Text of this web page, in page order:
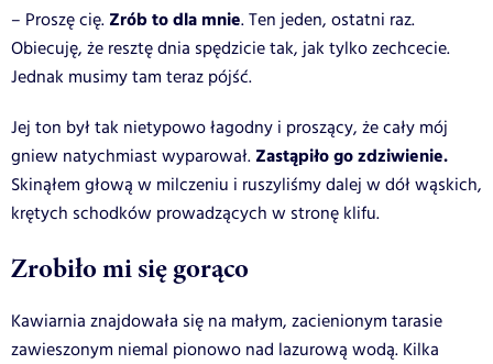
– Proszę cię. Zrób to dla mnie. Ten jeden, ostatni raz.
Obiecuję, że resztę dnia spędzicie tak, jak tylko zechcecie.
Jednak musimy tam teraz pójść.
Jej ton był tak nietypowo łagodny i proszący, że cały mój
gniew natychmiast wyparował. Zastąpiło go zdziwienie.
Skinąłem głową w milczeniu i ruszyliśmy dalej w dół wąskich,
krętych schodków prowadzących w stronę klifu.
Zrobiło mi się gorąco
Kawiarnia znajdowała się na małym, zacienionym tarasie
zawieszonym niemal pionowo nad lazurową wodą. Kilka